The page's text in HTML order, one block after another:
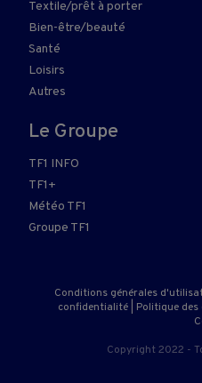
Textile/prêt à porter
Bien-être/beauté
Santé
Loisirs
Autres
Le Groupe
TF1 INFO
TF1+
Météo TF1
Groupe TF1
Conditions générales
confidentialité
Politique des
Copyright 2022 -